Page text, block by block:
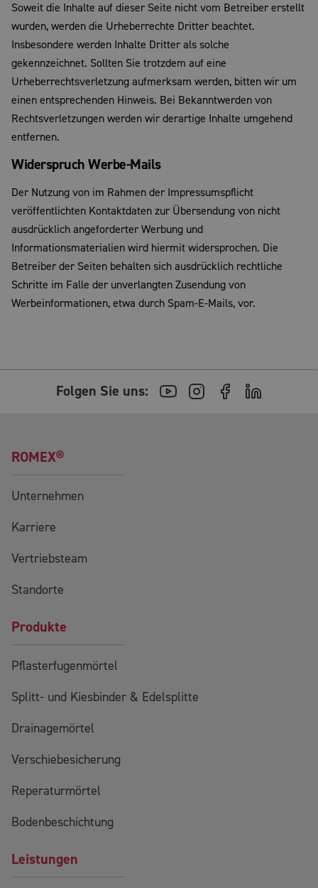
Soweit die Inhalte auf dieser Seite nicht vom Betreiber erstellt
wurden, werden die Urheberrechte Dritter beachtet.
Insbesondere werden Inhalte Dritter als solche
gekennzeichnet. Sollten Sie trotzdem auf eine
Urheberrechtsverletzung aufmerksam werden, bitten wir um
einen entsprechenden Hinweis. Bei Bekanntwerden von
Rechtsverletzungen werden wir derartige Inhalte umgehend
entfernen.
Widerspruch Werbe-Mails
Der Nutzung von im Rahmen der Impressumspflicht
veröffentlichten Kontaktdaten zur Übersendung von nicht
ausdrücklich angeforderter Werbung und
Informationsmaterialien wird hiermit widersprochen. Die
Betreiber der Seiten behalten sich ausdrücklich rechtliche
Schritte im Falle der unverlangten Zusendung von
Werbeinformationen, etwa durch Spam-E-Mails, vor.
Folgen Sie uns:
ROMEX®
Unternehmen
Karriere
Vertriebsteam
Standorte
Produkte
Pflasterfugenmörtel
Splitt- und Kiesbinder & Edelsplitte
Drainagemörtel
Verschiebesicherung
Reperaturmörtel
Bodenbeschichtung
Leistungen